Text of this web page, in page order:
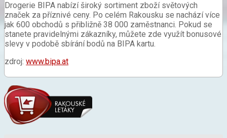
Drogerie BIPA nabízí široký sortiment zboží světových
značek za příznivé ceny. Po celém Rakousku se nachází více
jak 600 obchodů s přibližně 38 000 zaměstnanci. Pokud se
stanete pravidelnými zákazníky, můžete zde využít bonusové
slevy v podobě sbírání bodů na BIPA kartu.
zdroj: www.bipa.at